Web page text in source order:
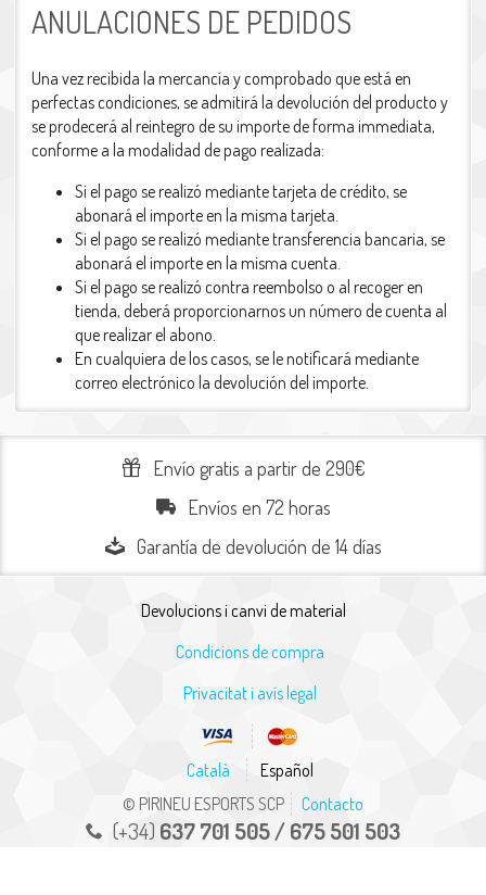
ANULACIONES DE PEDIDOS
Una vez recibida la mercancía y comprobado que está en
perfectas condiciones, se admitirá la devolución del producto y
se prodecerá al reintegro de su importe de forma immediata,
conforme a la modalidad de pago realizada:
Si el pago se realizó mediante tarjeta de crédito, se
abonará el importe en la misma tarjeta.
Si el pago se realizó mediante transferencia bancaria, se
abonará el importe en la misma cuenta.
Si el pago se realizó contra reembolso o al recoger en
tienda, deberá proporcionarnos un número de cuenta al
que realizar el abono.
En cualquiera de los casos, se le notificará mediante
correo electrónico la devolución del importe.
Envío gratis a partir de 290€
Envíos en 72 horas
Garantía de devolución de 14 días
Devolucions i canvi de material
Condicions de compra
Privacitat i avís legal
Català
Español
© PIRINEU ESPORTS SCP
Contacto
(+34) 637 701 505 / 675 501 503